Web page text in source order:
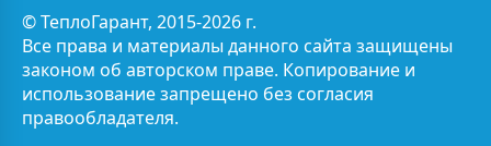
© ТеплоГарант, 2015-2026 г.
Все права и материалы данного сайта защищены
законом об авторском праве. Копирование и
использование запрещено без согласия
правообладателя.